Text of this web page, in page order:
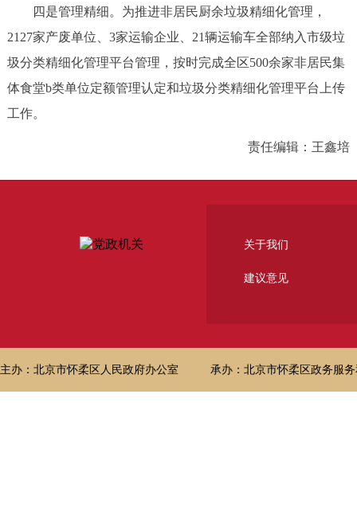
四是管理精细。为推进非居民厨余垃圾精细化管理，
2127家产废单位、3家运输企业、21辆运输车全部纳入市级垃
圾分类精细化管理平台管理，按时完成全区500余家非居民集
体食堂b类单位定额管理认定和垃圾分类精细化管理平台上传
工作。
责任编辑：王鑫培
关于我们
建议意见
主办：北京市怀柔区人民政府办公室 承办：北京市怀柔区政务服